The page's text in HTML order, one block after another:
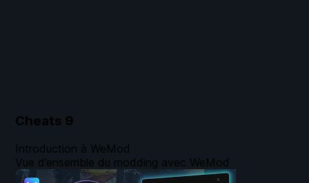
Cheats 9
Introduction à WeMod
Vue d’ensemble du modding avec WeMod